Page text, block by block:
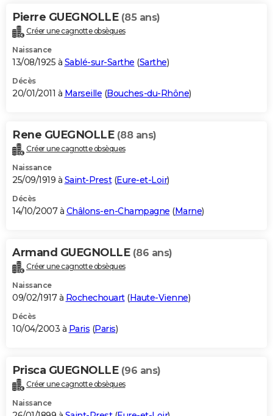
Pierre GUEGNOLLE (85 ans)
Créer une cagnotte obsèques
Naissance
13/08/1925 à Sablé-sur-Sarthe (Sarthe)
Décès
20/01/2011 à Marseille (Bouches-du-Rhône)
Rene GUEGNOLLE (88 ans)
Créer une cagnotte obsèques
Naissance
25/09/1919 à Saint-Prest(Eure-et-Loir)
Décès
14/10/2007 à Châlons-en-Champagne (Marne)
Armand GUEGNOLLE (86 ans)
Créer une cagnotte obsèques
Naissance
09/02/1917 à Rochechouart(Haute-Vienne)
Décès
10/04/2003 à Paris (Paris)
Prisca GUEGNOLLE (96 ans)
Créer une cagnotte obsèques
Naissance